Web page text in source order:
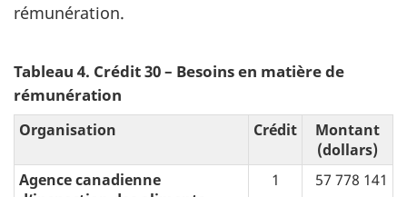
rémunération.
Tableau 4. Crédit 30 – Besoins en matière de
rémunération
Organisation Crédit
Montant
(dollars)
Agence canadienne
1 57 778 141